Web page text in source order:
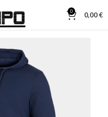
0 0,00€